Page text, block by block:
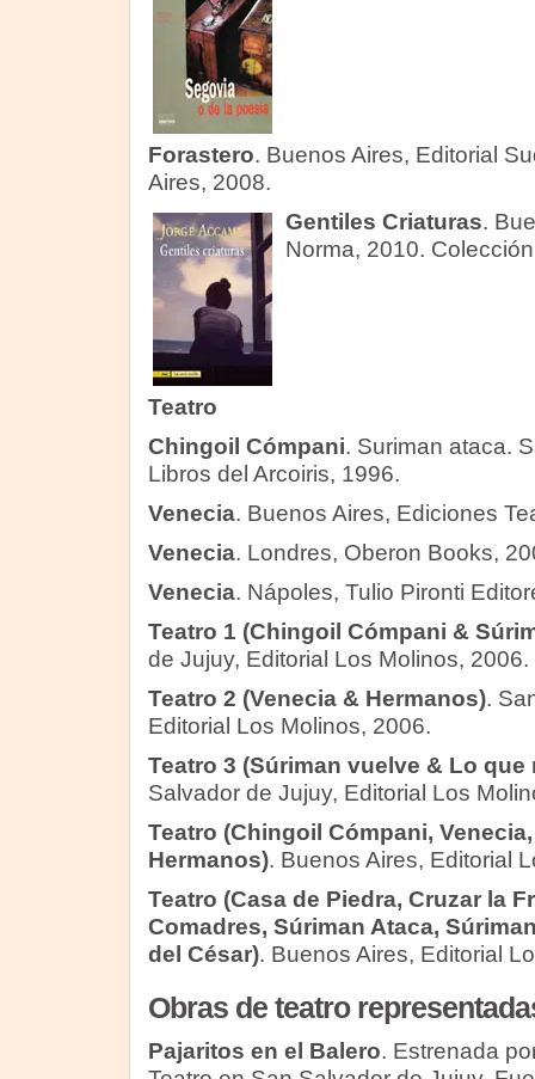
Forastero. Buenos Aires, Editorial
Aires, 2008.
Gentiles Criaturas.
Norma, 2010.
Teatro
Chingoil Cómpani. Suriman ataca.
Libros del Arcoiris, 1996.
Venecia. Buenos Aires, Ediciones
Venecia. Londres, Oberon Books,
Venecia. Nápoles, Tulio Pironti
Teatro 1 (Chingoil Cómpani &
de Jujuy, Editorial Los Molinos, 2006.
Teatro 2 (Venecia & Hermanos).
Editorial Los Molinos, 2006.
Teatro 3 (Súriman vuelve & Lo que
Salvador de Jujuy, Editorial Los
Teatro (Chingoil Cómpani,
Hermanos). Buenos Aires, Editorial
Teatro (Casa de Piedra, Cruzar la
Comadres, Súriman Ataca,
del César). Buenos Aires, Editorial
Obras de teatro
Pajaritos en el Balero. Estrenada